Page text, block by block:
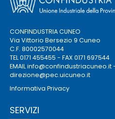
CONFINDUSTRIA CUNEO
Via Vittorio Bersezio 9 Cuneo
C.F. 80002570044
TEL 0171 455455 - FAX 0171 697544
EMAILinfo@confindustriacuneo.it
direzione@pec.uicuneo.it
Informativa Privacy
SERVIZI